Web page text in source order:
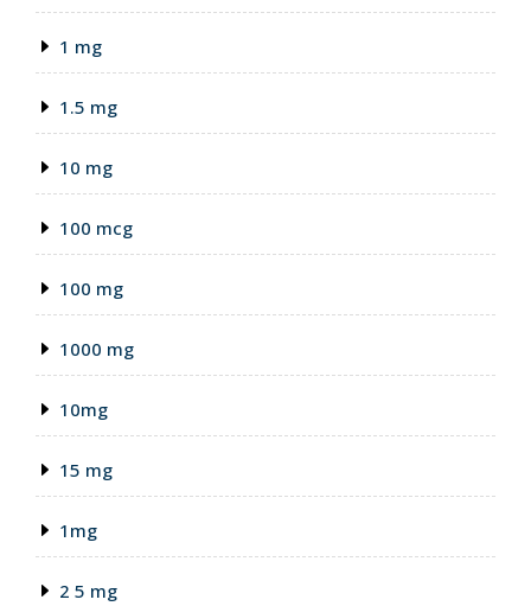
1 mg
1.5 mg
10 mg
100 mcg
100 mg
1000 mg
10mg
15 mg
1mg
2 5 mg